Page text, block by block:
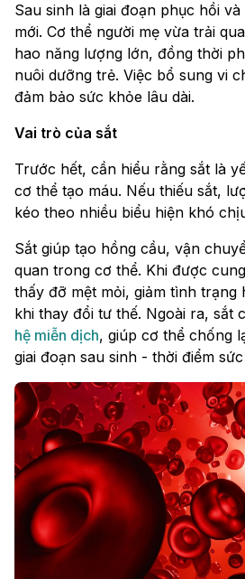
Sau sinh là giai đoạn phục hồi
mới. Cơ thể người mẹ vừa trải
hao năng lượng lớn, đồng thời
nuôi dưỡng trẻ. Việc bổ sung vi
đảm bảo sức khỏe lâu dài.
Vai trò của sắt
Trước hết, cần hiểu rằng sắt là
cơ thể tạo máu. Nếu thiếu sắt,
kéo theo nhiều biểu hiện khó
Sắt giúp tạo hồng cầu, vận
quan trong cơ thể. Khi được
thấy đỡ mệt mỏi, giảm tình trạng
khi thay đổi tư thế. Ngoài ra, sắt
hệ miễn dịch, giúp cơ thể chống
giai đoạn sau sinh - thời điểm